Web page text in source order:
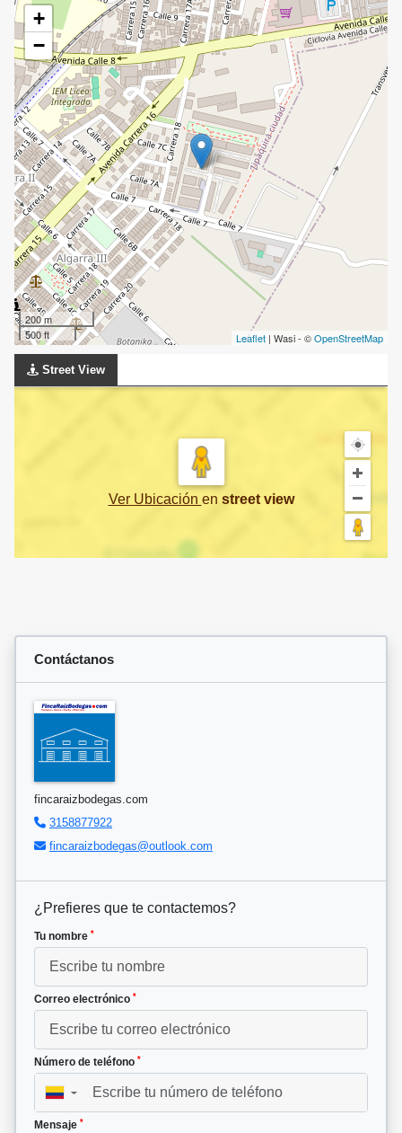
+
−
200 m
500 ft
Leaflet | Wasi - ©OpenStreetMap
Street View
Ver Ubicación en street view
Contáctanos
fincaraizbodegas.com
3158877922
fincaraizbodegas@outlook.com
¿Prefieres que te contactemos?
Tu nombre *
Correo electrónico *
Número de teléfono *
▼
Mensaje *